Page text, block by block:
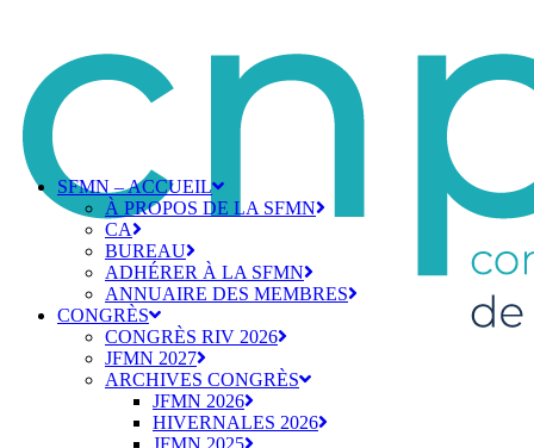
SFMN – ACCUEIL
À PROPOS DE LA SFMN
CA
BUREAU
ADHÉRER À LA SFMN
ANNUAIRE DES MEMBRES
CONGRÈS
CONGRÈS RIV 2026
JFMN 2027
ARCHIVES CONGRÈS
JFMN 2026
HIVERNALES 2026
JFMN 2025